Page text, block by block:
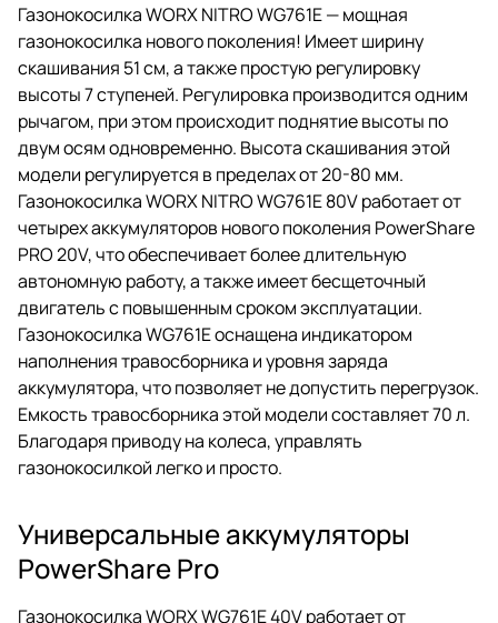
Газонокосилка WORX NITRO WG761E — мощная
газонокосилка нового поколения! Имеет ширину
скашивания 51 см, а также простую регулировку
высоты 7 ступеней. Регулировка производится одним
рычагом, при этом происходит поднятие высоты по
двум осям одновременно. Высота скашивания этой
модели регулируется в пределах от 20-80 мм.
Газонокосилка WORX NITRO WG761E 80V работает от
четырех аккумуляторов нового поколения PowerShare
PRO 20V, что обеспечивает более длительную
автономную работу, а также имеет бесщеточный
двигатель с повышенным сроком эксплуатации.
Газонокосилка WG761E оснащена индикатором
наполнения травосборника и уровня заряда
аккумулятора, что позволяет не допустить перегрузок.
Емкость травосборника этой модели составляет 70 л.
Благодаря приводу на колеса, управлять
газонокосилкой легко и просто.
Универсальные аккумуляторы
PowerShare Pro
Газонокосилка WORX WG761E 40V работает от